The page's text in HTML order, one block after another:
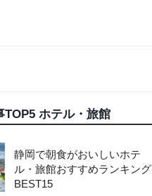
TOP5 ホテル・旅館
静岡で朝食がおいしいホテ
ル・旅館おすすめランキング
BEST15